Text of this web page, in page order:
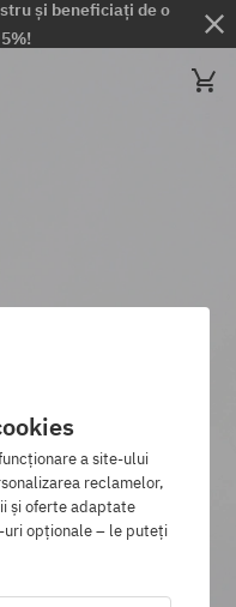
și beneficiați de o
a site-ului
reclamelor,
și oferte adaptate
uri opționale – le puteți